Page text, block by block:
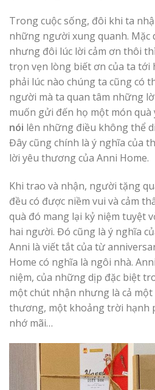
Trong cuộc sống, đôi khi ta
những người xung quanh. Mặc
nhưng đôi lúc lời cảm ơn thôi
trọn vẹn lòng biết ơn của ta tới
phải lúc nào chúng ta cũng có
người mà ta quan tâm những
muốn gửi đến họ một món quà
nói lên những điều không thể
Đây cũng chính là ý nghĩa của
lời yêu thương của Anni Home.
Khi trao và nhận, người tặng
đều có được niềm vui và cảm
quà đó mang lại kỷ niệm tuyệt
hai người. Đó cũng là ý nghĩa
Anni là viết tắt của từ
Home có nghĩa là ngôi nhà.
niệm, của những dịp đặc biệt
một chút nhận nhưng là cả
thương, một khoảng trời hạnh
nhớ mãi…